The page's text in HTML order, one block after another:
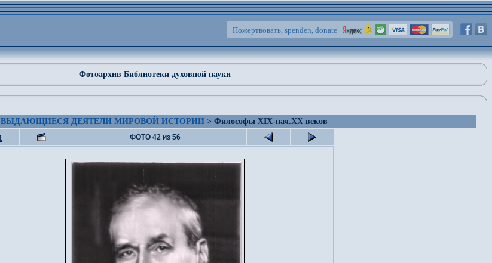
Пожертвовать, spenden, donate
Фотоархив Библиотеки духовной науки
ВЫДАЮЩИЕСЯ ДЕЯТЕЛИ МИРОВОЙ ИСТОРИИ > Философы XIX-нач.XX веков
ФОТО 42 из 56